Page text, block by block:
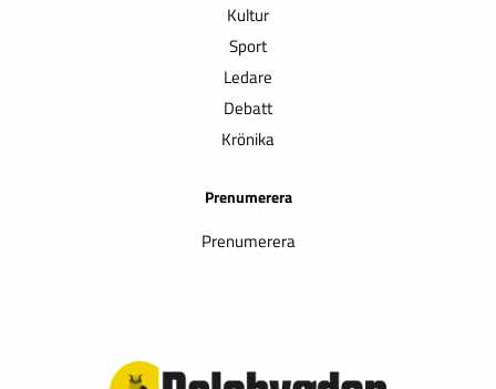
Kultur
Sport
Ledare
Debatt
Krönika
Prenumerera
Prenumerera